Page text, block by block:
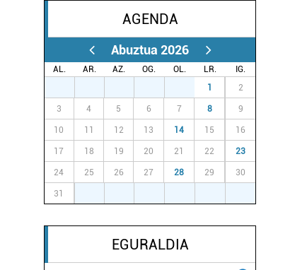
AGENDA
Abuztua 2026
AL. AR. AZ. OG. OL. LR.
IG.
1 2
3 4 5 6 7 8 9
10 11 12 13 14 15 16
17 18 19 20 21 22 23
24 25 26 27 28 29 30
31
EGURALDIA